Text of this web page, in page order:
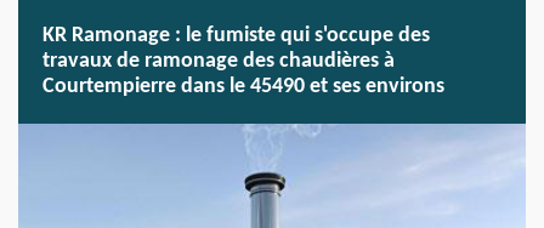
KR Ramonage : le fumiste qui s'occupe des
travaux de ramonage des chaudières à
Courtempierre dans le 45490 et ses environs